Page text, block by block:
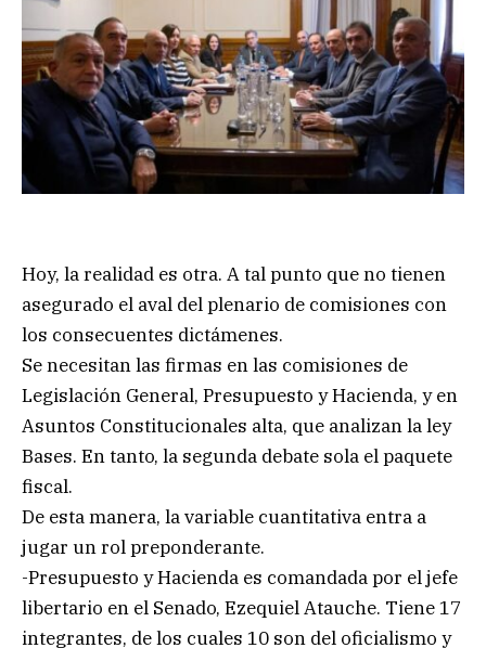
Hoy, la realidad es otra. A tal punto que no tienen
asegurado el aval del plenario de comisiones con
los consecuentes dictámenes.
Se necesitan las firmas en las comisiones de
Legislación General, Presupuesto y Hacienda, y en
Asuntos Constitucionales alta, que analizan la ley
Bases. En tanto, la segunda debate sola el paquete
fiscal.
De esta manera, la variable cuantitativa entra a
jugar un rol preponderante.
-Presupuesto y Hacienda es comandada por el jefe
libertario en el Senado, Ezequiel Atauche. Tiene 17
integrantes, de los cuales 10 son del oficialismo y